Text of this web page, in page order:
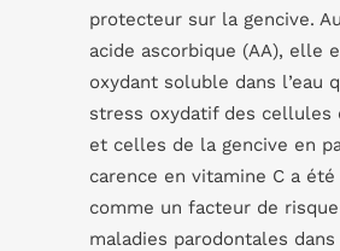
protecteur sur la gencive.
acide ascorbique (AA), elle
oxydant soluble dans l’eau
stress oxydatif des cellules
et celles de la gencive en
carence en vitamine C a été
comme un facteur de
maladies parodontales